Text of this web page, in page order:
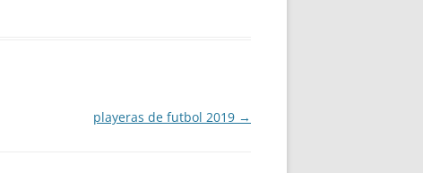
playeras de futbol 2019 →